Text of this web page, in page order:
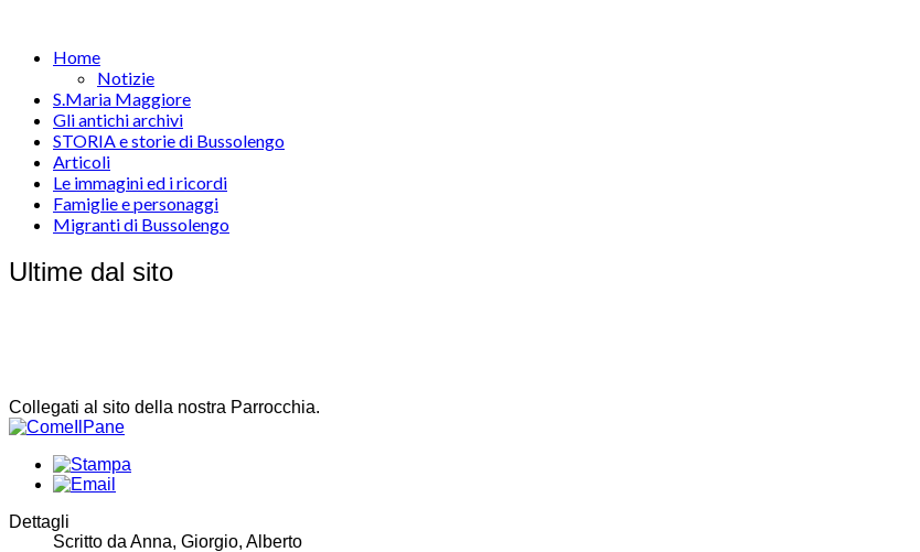
Home
Notizie
S.Maria Maggiore
Gli antichi archivi
STORIA e storie di Bussolengo
Articoli
Le immagini ed i ricordi
Famiglie e personaggi
Migranti di Bussolengo
Ultime dal sito
Collegati al sito della nostra Parrocchia.
Dettagli
Scritto da Anna, Giorgio, Alberto